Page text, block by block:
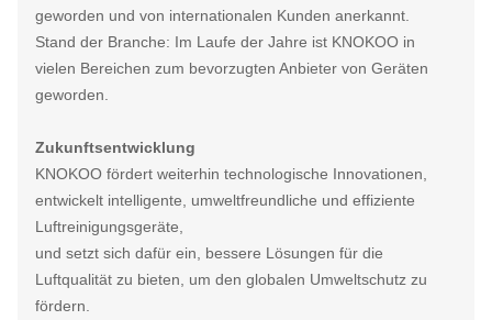
geworden und von internationalen Kunden anerkannt.
Stand der Branche: Im Laufe der Jahre ist KNOKOO in
vielen Bereichen zum bevorzugten Anbieter von Geräten
geworden.
Zukunftsentwicklung
KNOKOO fördert weiterhin technologische Innovationen,
entwickelt intelligente, umweltfreundliche und effiziente
Luftreinigungsgeräte,
und setzt sich dafür ein, bessere Lösungen für die
Luftqualität zu bieten, um den globalen Umweltschutz zu
fördern.